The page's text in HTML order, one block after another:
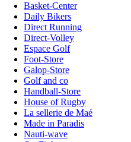
Basket-Center
Daily Bikers
Direct Running
Direct-Volley
Espace Golf
Foot-Store
Galop-Store
Golf and co
Handball-Store
House of Rugby
La sellerie de Maé
Made in Paradis
Nauti-wave